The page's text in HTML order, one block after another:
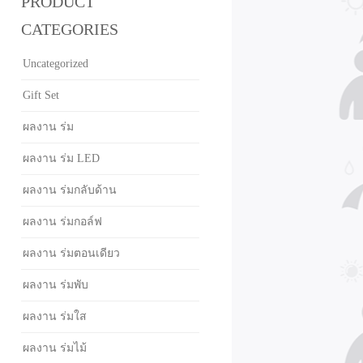
CATEGORIES
Uncategorized
Gift Set
ผลงาน ร่ม
ผลงาน ร่ม LED
ผลงาน ร่มกลับด้าน
ผลงาน ร่มกอล์ฟ
ผลงาน ร่มตอนเดียว
ผลงาน ร่มพับ
ผลงาน ร่มใส
ผลงาน ร่มไม้